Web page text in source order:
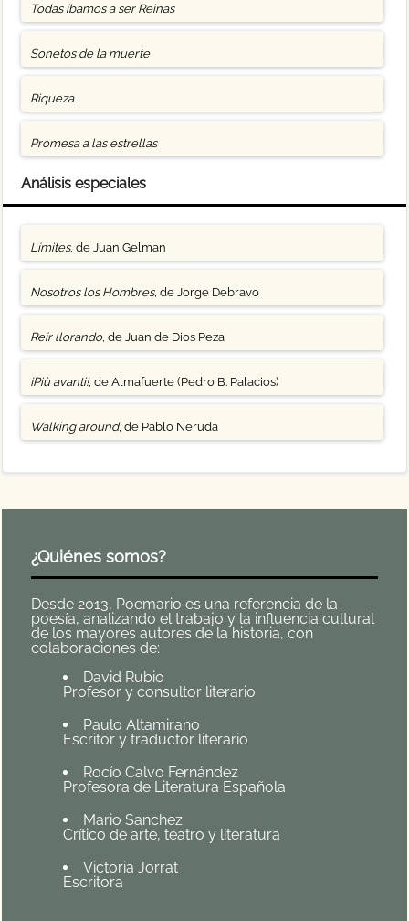
Todas íbamos a ser Reinas
Sonetos de la muerte
Riqueza
Promesa a las estrellas
Análisis especiales
Límites, de Juan Gelman
Nosotros los Hombres, de Jorge Debravo
Reír llorando, de Juan de Dios Peza
¡Più avanti!, de Almafuerte (Pedro B. Palacios)
Walking around, de Pablo Neruda
¿Quiénes somos?
Desde 2013, Poemario es una referencia de la
poesía, analizando el trabajo y la influencia cultural
de los mayores autores de la historia, con
colaboraciones de:
David Rubio
Profesor y consultor literario
Paulo Altamirano
Escritor y traductor literario
Rocío Calvo Fernández
Profesora de Literatura Española
Mario Sanchez
Crítico de arte, teatro y literatura
Victoria Jorrat
Escritora